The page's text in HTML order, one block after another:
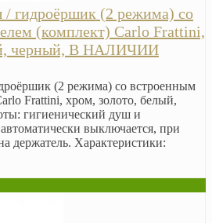
/ гидроёршик (2 режима) со
(комплект) Carlo Frattini,
черный, В НАЛИЧИИ
(2 режима) со встроенным
Frattini, хром, золото, белый,
гигиенический душ и
выключается, при
держатель. Характеристики: